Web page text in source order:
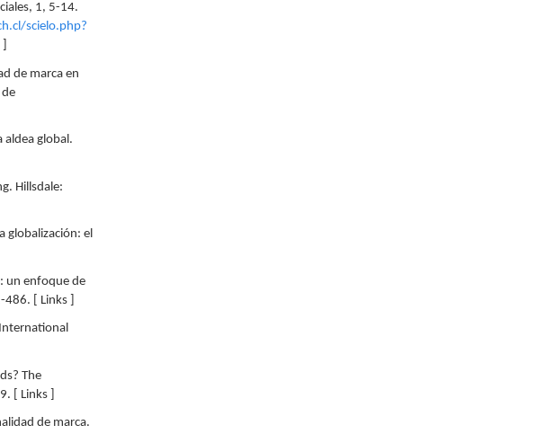
1, 5-14.
scielo.php?
de marca en
aldea global.
Hillsdale:
globalización: el
un enfoque de
[ Links ]
The
[ Links ]
de marca.